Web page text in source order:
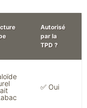
Autorisé
par la
TPD ?
✅ Oui